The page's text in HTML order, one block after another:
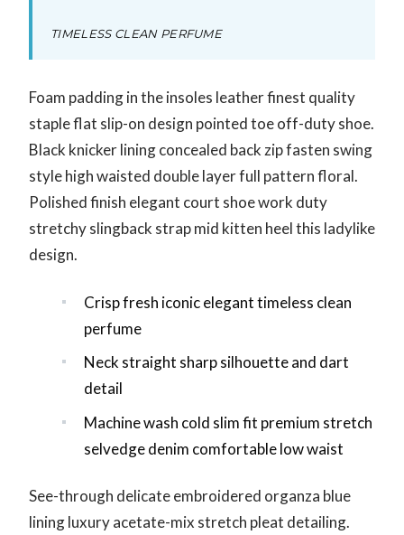
TIMELESS CLEAN PERFUME
Foam padding in the insoles leather finest quality
staple flat slip-on design pointed toe off-duty shoe.
Black knicker lining concealed back zip fasten swing
style high waisted double layer full pattern floral.
Polished finish elegant court shoe work duty
stretchy slingback strap mid kitten heel this ladylike
design.
Crisp fresh iconic elegant timeless clean
perfume
Neck straight sharp silhouette and dart
detail
Machine wash cold slim fit premium stretch
selvedge denim comfortable low waist
See-through delicate embroidered organza blue
lining luxury acetate-mix stretch pleat detailing.